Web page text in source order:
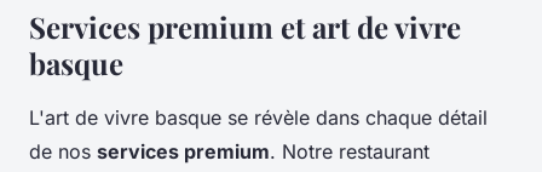
Services premium et art de vivre
basque
L'art de vivre basque se révèle dans chaque détail
de nos services premium. Notre restaurant